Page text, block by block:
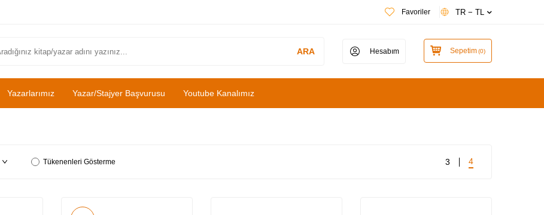
Favoriler TR − TL
ARA Hesabım Sepetim(0)
Yazarlarımız Yazar/Stajyer Başvurusu Youtube Kanalımız
Tükenenleri Gösterme 3 4